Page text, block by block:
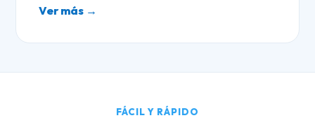
Ver más →
FÁCIL Y RÁPIDO